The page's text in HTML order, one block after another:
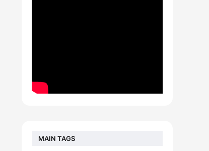
MAIN TAGS